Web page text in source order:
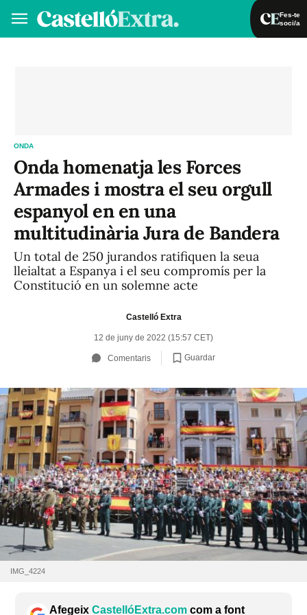
Fes-te
soci/a
ONDA
Onda homenatja les Forces
Armades i mostra el seu orgull
espanyol en en una
multitudinària Jura de Bandera
Un total de 250 jurandos ratifiquen la seua
lleialtat a Espanya i el seu compromís per la
Constitució en un solemne acte
Castelló Extra
12 de juny de 2022 (15:57 CET)
Comentaris Guardar
IMG_4224
Afegeix CastellóExtra.com com a font